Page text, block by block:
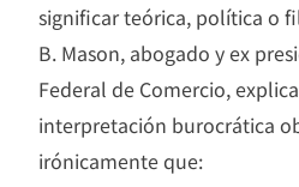
significar teórica, política o
B. Mason, abogado y ex
Federal de Comercio,
interpretación burocrática
irónicamente que: